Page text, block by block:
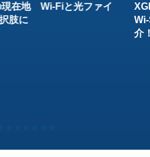
在地 Wi-Fiと光ファイ
肢に
介